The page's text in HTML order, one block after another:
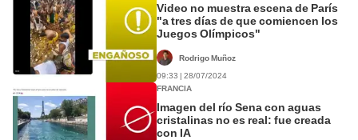
Video no muestra escena de París
"a tres días de que comiencen los
Juegos Olímpicos"
Rodrigo Muñoz
09:33 | 28/07/2024
FRANCIA
Imagen del río Sena con aguas
cristalinas no es real: fue creada
con IA